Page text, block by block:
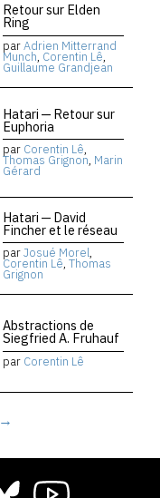
Retour sur Elden
Ring
parAdrien Mitterrand
Munch, Corentin Lê,
Guillaume Grandjean
Hatari — Retour sur
Euphoria
par Corentin Lê,
Thomas Grignon, Marin
Gérard
Hatari — David
Fincher et le réseau
parJosué Morel,
Corentin Lê, Thomas
Grignon
Abstractions de
Siegfried A. Fruhauf
par Corentin Lê
→